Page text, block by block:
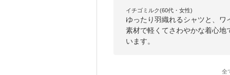
イチゴミルク(60代・女性)
ゆったり羽織れるシャツと、
素材で軽くてさわやかな着心
います。
全